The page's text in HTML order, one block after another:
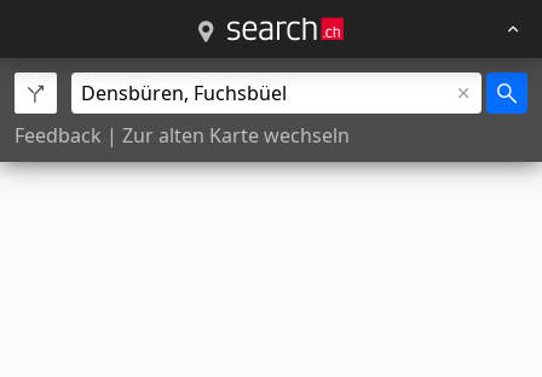
Feedback | Zur alten Karte wechseln